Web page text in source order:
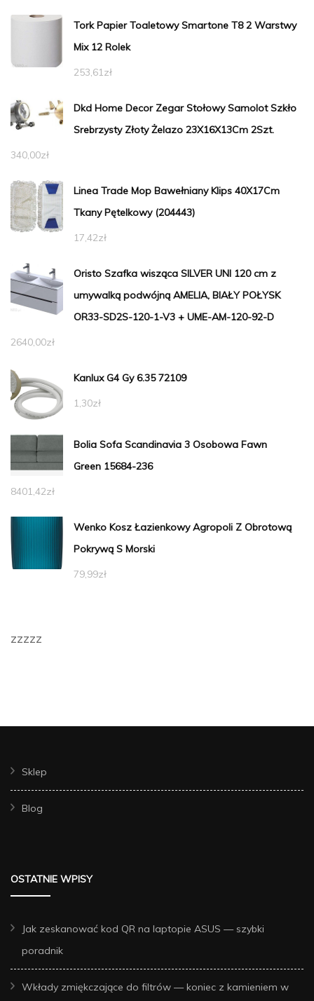
Tork Papier Toaletowy Smartone T8 2 Warstwy
Mix 12 Rolek
253,61 zł
Dkd Home Decor Zegar Stołowy Samolot Szkło
Srebrzysty Złoty Żelazo 23X16X13Cm 2Szt.
340,00zł
Linea Trade Mop Bawełniany Klips 40X17Cm
Tkany Pętelkowy (204443)
17,42zł
Oristo Szafka wisząca SILVER UNI 120 cm z
umywalką podwójną AMELIA, BIAŁY POŁYSK
OR33-SD2S-120-1-V3 + UME-AM-120-92-D
2640,00zł
Kanlux G4 Gy 6.35 72109
1,30zł
Bolia Sofa Scandinavia 3 Osobowa Fawn
Green 15684-236
8401,42zł
Wenko Kosz Łazienkowy Agropoli Z Obrotową
Pokrywą S Morski
79,99zł
zzzzz
Sklep
Blog
OSTATNIE WPISY
Jak zeskanować kod QR na laptopie ASUS — szybki
poradnik
Wkłady zmiękczające do filtrów — koniec z kamieniem w